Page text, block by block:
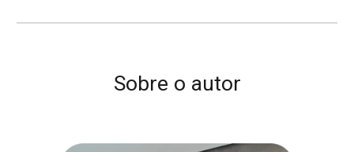
Sobre o autor